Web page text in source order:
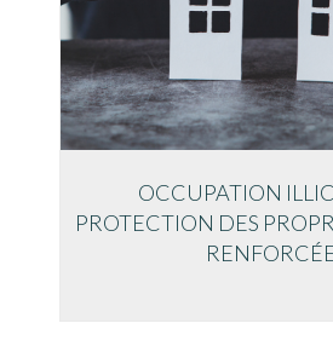
OCCUPATION
PROTECTION DES